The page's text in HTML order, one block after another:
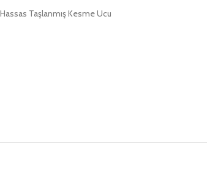
Taşlanmış Kesme Ucu